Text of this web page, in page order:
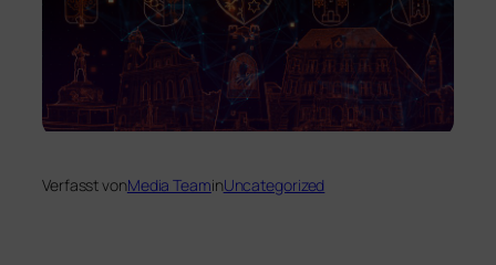
Verfasst vonMedia TeaminUncategorized